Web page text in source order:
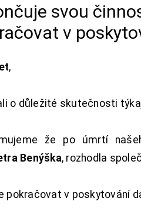
svou
v
,
o důležité skutečnosti
že po úmrtí
Benýška, rozhodla
pokračovat v poskytování